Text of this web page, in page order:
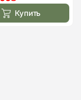
Купить